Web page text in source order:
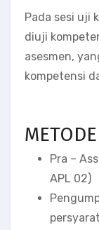
Pada sesi uji
diuji
asesmen,
kompetensi
Pra –
APL 02)